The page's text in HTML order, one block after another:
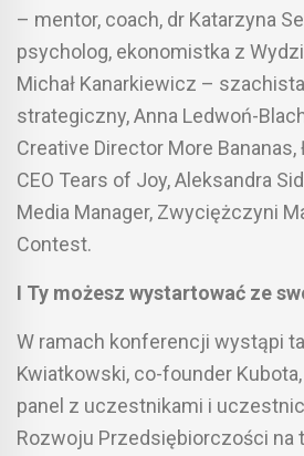
– mentor, coach, dr Katarzyna
psycholog, ekonomistka z
Michał Kanarkiewicz –
strategiczny, Anna Ledwoń-
Creative Director More
CEO Tears of Joy, Aleksandra
Media Manager, Zwyciężczyni
Contest.
I Ty możesz wystartować ze
W ramach konferencji wystąpi
Kwiatkowski, co-founder
panel z uczestnikami i
Rozwoju Przedsiębiorczości na